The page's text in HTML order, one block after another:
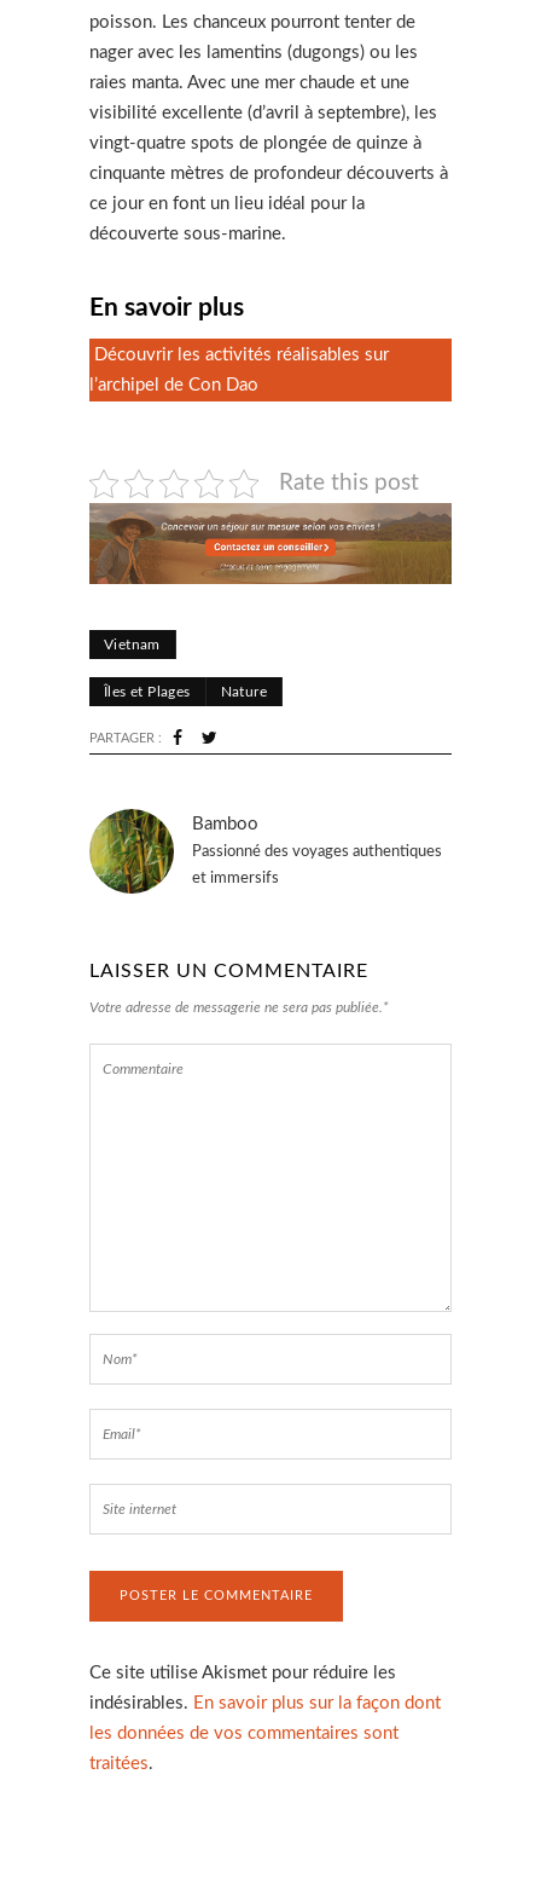
poisson. Les chanceux pourront tenter de
nager avec les lamentins (dugongs) ou les
raies manta. Avec une mer chaude et une
visibilité excellente (d’avril à septembre), les
vingt-quatre spots de plongée de quinze à
cinquante mètres de profondeur découverts à
ce jour en font un lieu idéal pour la
découverte sous-marine.
En savoir plus
Découvrir les activités réalisables sur
l’archipel de Con Dao
Rate this post
Vietnam
Îles et Plages Nature
PARTAGER :
Bamboo
Passionné des voyages authentiques
et immersifs
LAISSER UN COMMENTAIRE
Votre adresse de messagerie ne sera pas publiée.*
Ce site utilise Akismet pour réduire les
indésirables. En savoir plus sur la façon dont
les données de vos commentaires sont
traitées.